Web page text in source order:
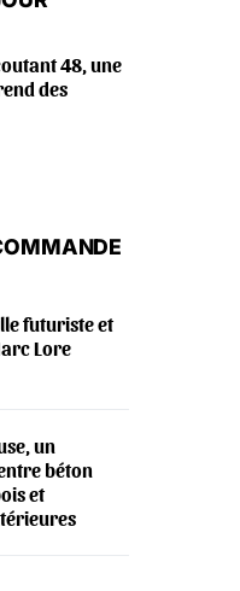
48, une
des
futuriste et
Lore
un
béton
et